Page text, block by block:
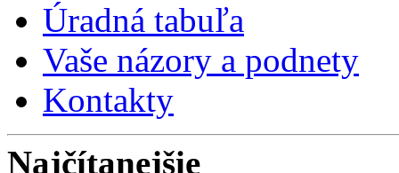
Úradná tabuľa
Vaše názory a podnety
Kontakty
Najčítanejšie